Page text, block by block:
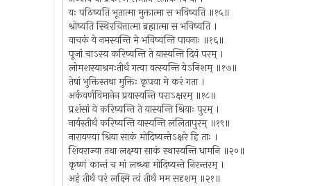
यः पठिष्यति भूतात्मा मुक्तात्मा स भविष्यति ॥१५॥
श्रोष्यति स्थिरचित्तात्मा ब्रह्मात्मा स भविष्यति ।
वाचकं ये नमस्यन्ति मे भविष्यन्ति पावनाः ॥१६॥
पूजां चाऽस्य करिष्यन्ति ते यास्यन्ति दिवं परम् ।
लोमशस्याश्रमःतीर्थं गत्वा वत्स्यन्ति येऽनिशम् ॥१७॥
तेषां भुक्तिस्तथा मुक्तिः कृपया मे करं गता ।
अर्कवर्णविमानेन प्रयास्यन्ति पराऽक्षरम् ॥१८॥
प्रशंसां ये करिष्यन्ति ते यास्यन्ति श्रियाः पुरम् ।
नार्यस्तीर्थं करिष्यन्ति यास्यन्ति ललितापुरम् ॥१९॥
नारायण्या श्रिया साकं मोदिष्यन्तेऽक्षरे हि ताः ।
शिवराज्या तथा लक्ष्म्या साकं स्थास्यन्ति धामनि ॥२०॥
कृष्णं कान्तं च मां लब्ध्वा मोदिष्यन्ते निरन्तरम् ।
अहं तीर्थं परं लक्ष्मि त्वं तीर्थं मम सदृशम् ॥२१॥